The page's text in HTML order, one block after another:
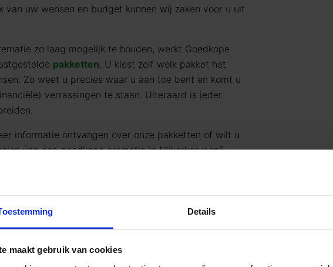
Details
maakt gebruik van cookies
van uw wensen en budget kunnen wij zaken voor u uit
zo laag mogelijk te houden, werkt Goedkope
pakketten. U kiest zelf welk pakket het
Zo weet u precies waar u aan toe bent en komt u
verrassingen te staan. Uiteraard is ieder
informatie ontvangen over onze pakketten of wilt u
van een goedkope crematie in Nijkerkerveen?
met ons op. Goedkope Uitvaart24 is 24/7
ontvangen over het regelen van een uitvaart
Uitvaart24 kiezen?